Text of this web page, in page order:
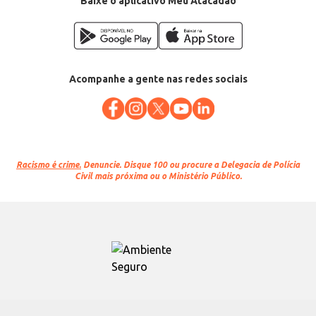
Acompanhe a gente nas redes sociais
Racismo é crime. Denuncie. Disque 100 ou procure a Delegacia de Polícia
Civil mais próxima ou o Ministério Público.